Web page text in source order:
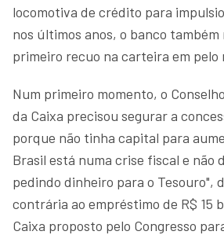
locomotiva de crédito para
nos últimos anos, o banco
primeiro recuo na carteira em pelo
Num primeiro momento, o
da Caixa precisou segurar a
porque não tinha capital para
Brasil está numa crise fiscal e não
pedindo dinheiro para o Tesouro",
contrária ao empréstimo de R$ 15
Caixa proposto pelo Congresso